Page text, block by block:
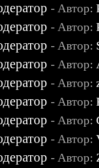
- Автор:
- Автор:
- Автор:
- Автор:
- Автор:
- Автор:
- Автор:
- Автор:
- Автор: